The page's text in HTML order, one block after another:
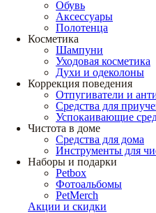
Обувь
Аксессуары
Полотенца
Косметика
Шампуни
Уходовая косметика
Духи и одеколоны
Коррекция поведения
Отпугиватели и
Средства для
Успокаивающие
Чистота в доме
Средства для дома
Инструменты для
Наборы и подарки
Petbox
Фотоальбомы
PetMerch
Акции и скидки